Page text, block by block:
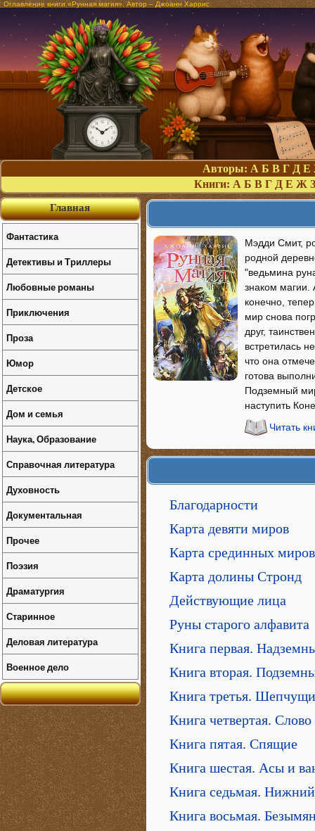
Оглавление книги «Рунная магия». Автор – Джоанн Харрис
Авторы: А Б В Г Д Е
Книги: А Б В Г Д Е Ж З
Мэдди Смит,
родной
"ведьмина
знаком магии.
конечно,
мир снова
друг,
встретилась
что она
готова
Подземный
наступить
Читать
Благодарности
Карта девяти миров
Карта срединных миров
Карта долины Стронд
Действующие лица
Руны старого алфавита
Книга первая.
Книга вторая.
Книга третья.
Книга четвертая. Слово
Книга пятая. Спящие
Книга шестая. Асы и
Книга седьмая.
Книга восьмая.
Главная
Фантастика
Детективы и Триллеры
Любовные романы
Приключения
Проза
Юмор
Детское
Дом и семья
Наука, Образование
Справочная литература
Духовность
Документальная
Прочее
Поэзия
Драматургия
Старинное
Деловая литература
Военное дело